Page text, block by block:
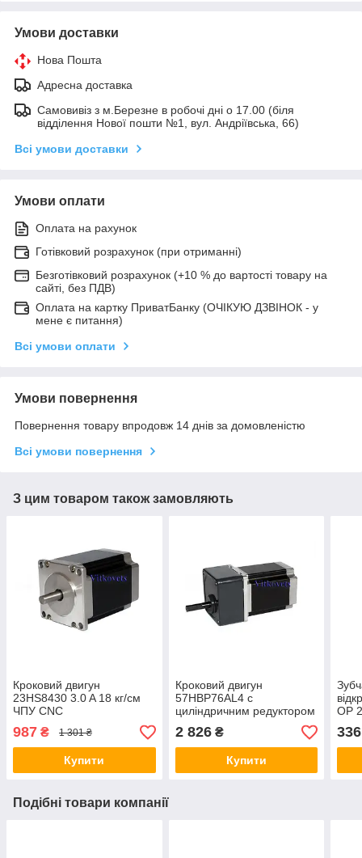
Умови доставки
Нова Пошта
Адресна доставка
Самовивіз з м.Березне в робочі дні о 17.00 (біля
відділення Нової пошти №1, вул. Андріївська, 66)
Всі умови доставки
Умови оплати
Оплата на рахунок
Готівковий розрахунок (при отриманні)
Безготівковий розрахунок (+10 % до вартості товару на
сайті, без ПДВ)
Оплата на картку ПриватБанку (ОЧІКУЮ ДЗВІНОК - у
мене є питання)
Всі умови оплати
Умови повернення
Повернення товару впродовж 14 днів за домовленістю
Всі умови повернення
З цим товаром також замовляють
Кроковий двигун
23HS8430 3.0 A 18 кг/см
ЧПУ CNC
987 ₴ 1 301 ₴
Купити
Кроковий двигун
57HBP76AL4 c
циліндричним редуктором
(коефіцієнт редукції 1:10)
NEMA23
2 826₴
Купити
OP
336
Подібні товари компанії